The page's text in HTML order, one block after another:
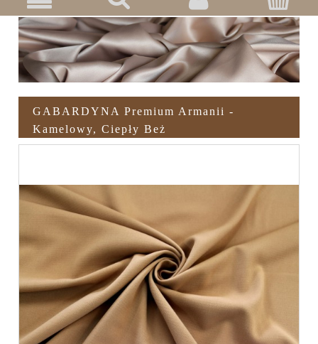
GABARDYNA Premium Armanii -
Kamelowy, Ciepły Beż